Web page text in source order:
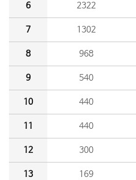
6 2322
7 1302
8 968
9 540
10 440
11 440
12 300
13 169